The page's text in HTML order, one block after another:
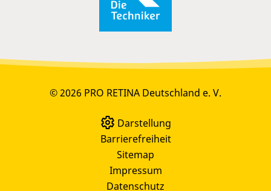
© 2026 PRO RETINA Deutschland e. V.
Darstellung
Barrierefreiheit
Sitemap
Impressum
Datenschutz